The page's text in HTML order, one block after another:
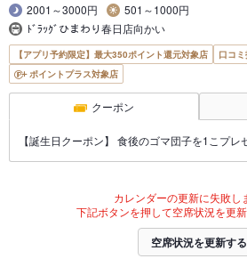
2001～3000円
501～1000円
ﾄﾞﾗｯｸﾞひまわり春日店向かい
【アプリ予約限定】最大350ポイント還元対象店
口コ
ポイントプラス対象店
クーポン
【誕生日クーポン】 食後のゴマ団子を1こプレ
カレンダーの更新に失敗し
下記ボタンを押して空席状況を更新
空席状況を更新する